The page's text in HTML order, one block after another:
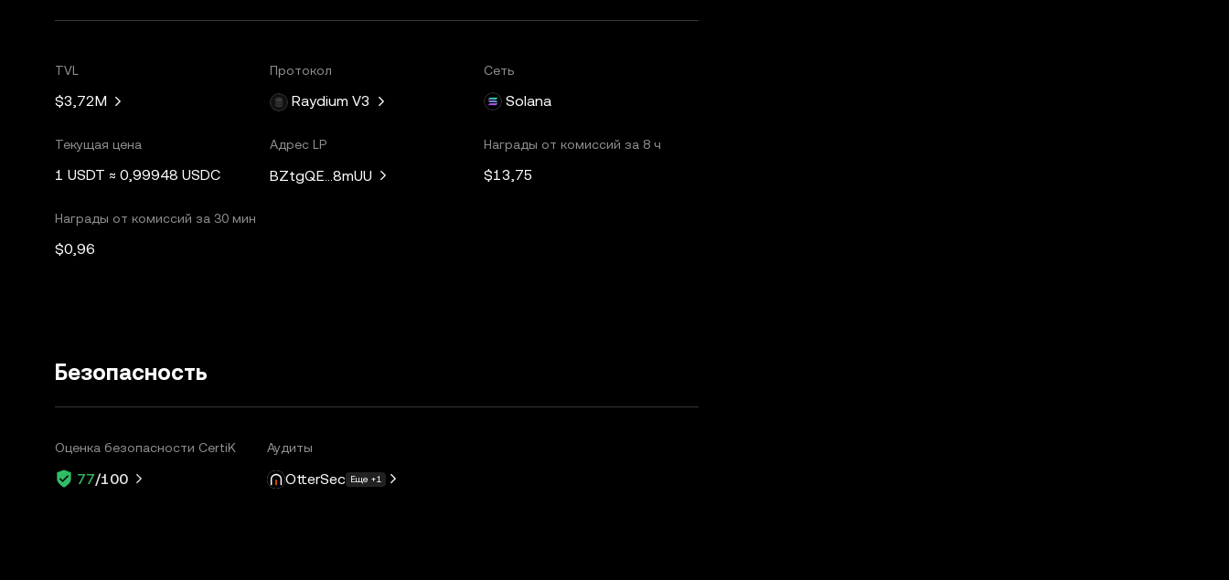
TVL
$3,72M
Протокол
Raydium V3
Сеть
Solana
Текущая цена
1 USDT ≈ 0,99948 USDC
Адрес LP
BZtgQE...8mUU
Награды от комиссий за 8 ч
$13,75
Награды от комиссий за 30 мин
$0,96
Безопасность
Оценка безопасности CertiK
77/100
Аудиты
OtterSec Еще +1